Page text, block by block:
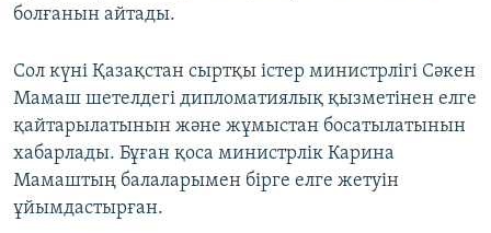
болғанын айтады.
Сол күні Қазақстан сыртқы істер министрлігі Сәкен
Мамаш шетелдегі дипломатиялық қызметінен елге
қайтарылатынын және жұмыстан босатылатынын
хабарлады. Бұған қоса министрлік Карина
Мамаштың балаларымен бірге елге жетуін
ұйымдастырған.